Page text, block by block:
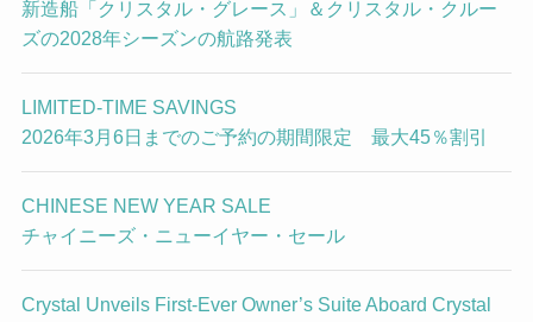
新造船「クリスタル・グレース」＆クリスタル・クルー
ズの2028年シーズンの航路発表
LIMITED-TIME SAVINGS
2026年3月6日までのご予約の期間限定 最大45％割引
CHINESE NEW YEAR SALE
チャイニーズ・ニューイヤー・セール
Crystal Unveils First-Ever Owner’s Suite Aboard Crystal